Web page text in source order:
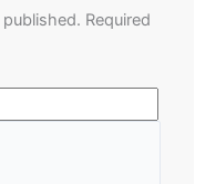
Required